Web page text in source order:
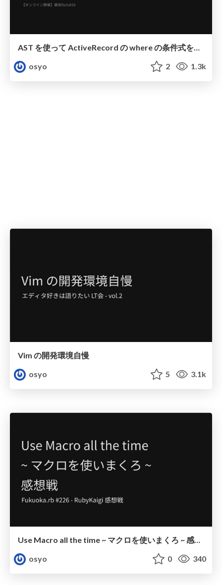
AST を使って ActiveRecord の where の条件式をブロックで記述しよう
osyo
2 1.3k
Vim の開発環境自慢
osyo
5 3.1k
osyo
0 340